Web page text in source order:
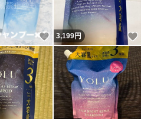
いいね！
3,199円